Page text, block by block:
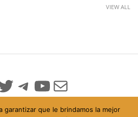
VIEW ALL
Telegram
YouTube
Mail
garantizar que le brindamos la mejor